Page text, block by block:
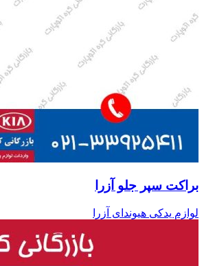
براکت سپر جلو آزرا
لوازم یدکی هیوندای آزرا